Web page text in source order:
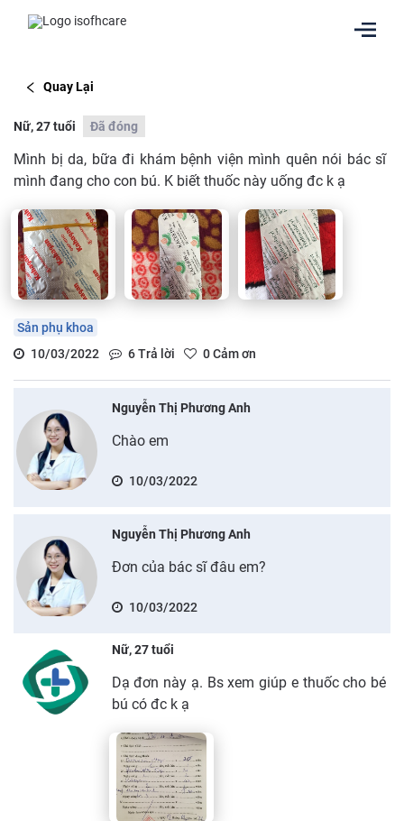
Quay Lại
Nữ, 27 tuổi Đã đóng
Mình bị da, bữa đi khám bệnh viện mình quên nói bác sĩ
mình đang cho con bú. K biết thuốc này uống đc k ạ
Sản phụ khoa
10/03/2022
6Trả lời 0Cảm ơn
Nguyễn Thị Phương Anh
Chào em
10/03/2022
Nguyễn Thị Phương Anh
Đơn của bác sĩ đâu em?
10/03/2022
Nữ, 27 tuổi
Dạ đơn này ạ. Bs xem giúp e thuốc cho bé
bú có đc k ạ